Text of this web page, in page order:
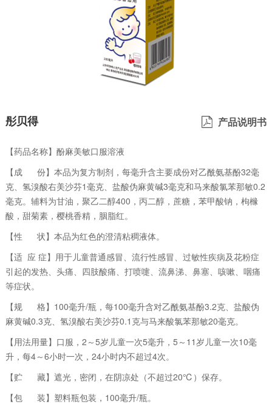
彤贝得 产品说明书
【药品名称】酚麻美敏口服溶液
【成 份】本品为复方制剂，每毫升含主要成份对乙酰氨基酚32毫
克、氢溴酸右美沙芬1毫克、盐酸伪麻黄碱3毫克和马来酸氯苯那敏0.2
毫克。辅料为甘油，聚乙二醇400，丙二醇，蔗糖，苯甲酸钠，枸橼
酸，甜菊素，樱桃香精，胭脂红。
【性 状】本品为红色的澄清粘稠液体。
【适 应 症】用于儿童普通感冒、流行性感冒、过敏性疾病及花粉症
引起的发热、头痛、四肢酸痛、打喷嚏、流鼻涕、鼻塞、咳嗽、咽痛
等症状。
【规 格】100毫升/瓶，每100毫升含对乙酰氨基酚3.2克、盐酸伪
麻黄碱0.3克、氢溴酸右美沙芬0.1克与马来酸氯苯那敏20毫克。
【用法用量】口服，2～5岁儿童一次5毫升，5～11岁儿童一次10毫
升，每4～6小时一次，24小时内不超过4次。
【贮 藏】遮光，密闭，在阴凉处（不超过20℃）保存。
【包 装】塑料瓶包装，100毫升/瓶。